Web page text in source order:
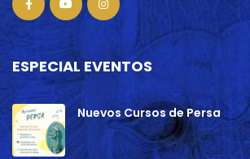
ESPECIAL EVENTOS
Nuevos Cursos de Persa